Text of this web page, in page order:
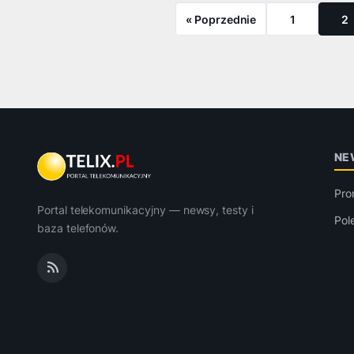
« Poprzednie 1 2
Portal telekomunikacyjny — newsy, testy i
baza telefonów.